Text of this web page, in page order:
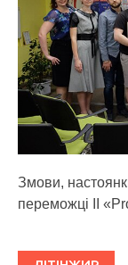
Змови,
переможці ІІ